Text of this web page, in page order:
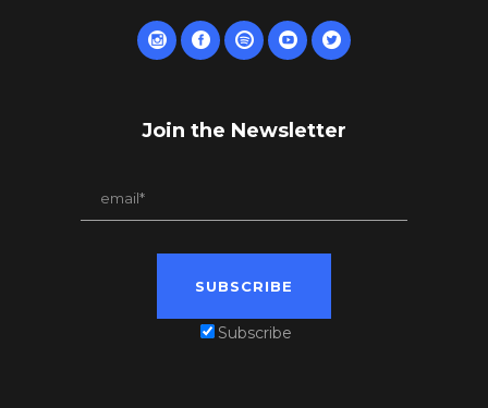
Join the Newsletter
Subscribe